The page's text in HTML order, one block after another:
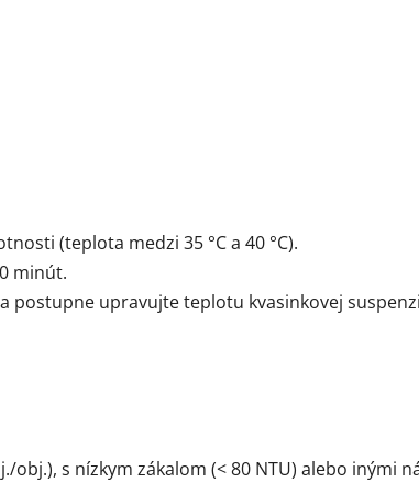
(teplota medzi 35 °C a 40 °C).
minút.
upravujte teplotu kvasinkovej
s nízkym zákalom (< 80 NTU) alebo inými